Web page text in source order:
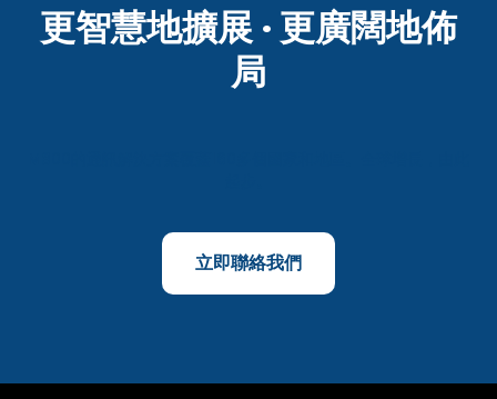
更智慧地擴展 · 更廣闊地佈
局
立即聯絡我們